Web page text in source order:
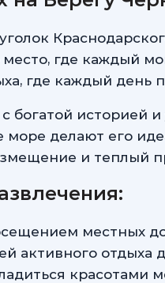
где каждый
где каждый день
богатой
море делают его
и теплый
местных
активного